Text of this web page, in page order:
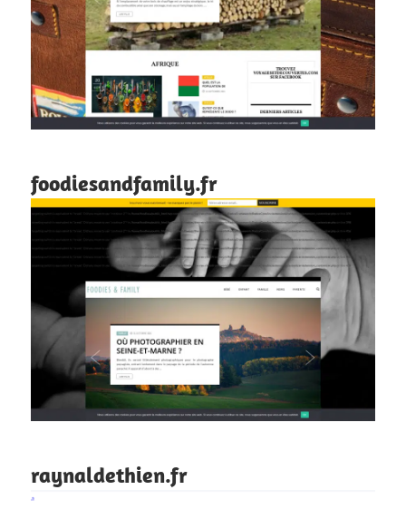
foodiesandfamily.fr
raynaldethien.fr